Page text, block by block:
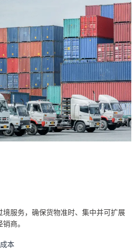
服务，确保货物准时、集中并可扩展
商。
本